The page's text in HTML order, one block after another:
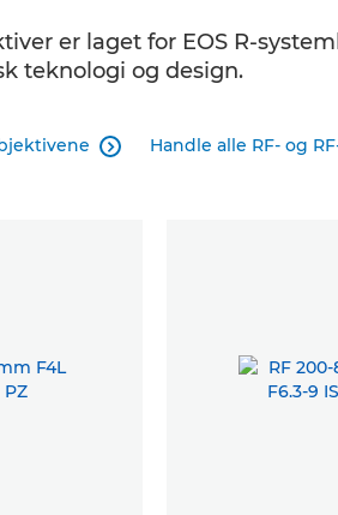
er laget for EOS R-
teknologi og design.
 Handle alle RF- og